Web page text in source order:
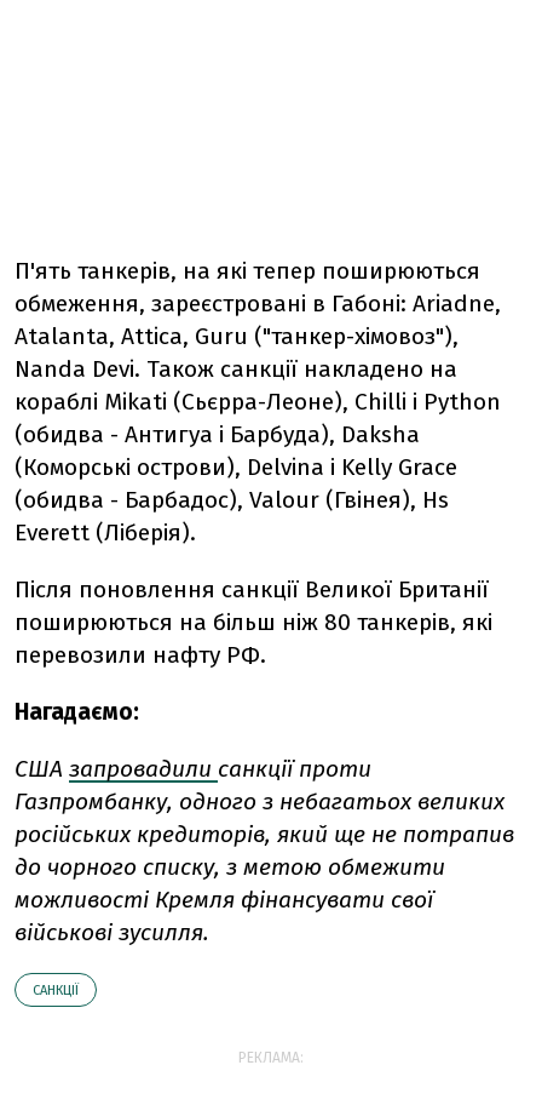
П'ять танкерів, на які тепер поширюються
обмеження, зареєстровані в Габоні: Ariadne,
Atalanta, Attica, Guru ("танкер-хімовоз"),
Nanda Devi. Також санкції накладено на
кораблі Mikati (Сьєрра-Леоне), Chilli і Python
(обидва - Антигуа і Барбуда), Daksha
(Коморські острови), Delvina і Kelly Grace
(обидва - Барбадос), Valour (Гвінея), Hs
Everett (Ліберія).
Після поновлення санкції Великої Британії
поширюються на більш ніж 80 танкерів, які
перевозили нафту РФ.
Нагадаємо:
США запровадили санкції проти
Газпромбанку, одного з небагатьох великих
російських кредиторів, який ще не потрапив
до чорного списку, з метою обмежити
можливості Кремля фінансувати свої
військові зусилля.
САНКЦІЇ
РЕКЛАМА: